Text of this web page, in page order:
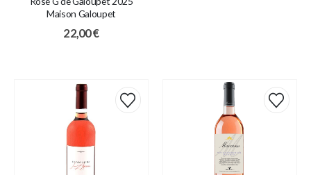
Maison Galoupet
22,00€